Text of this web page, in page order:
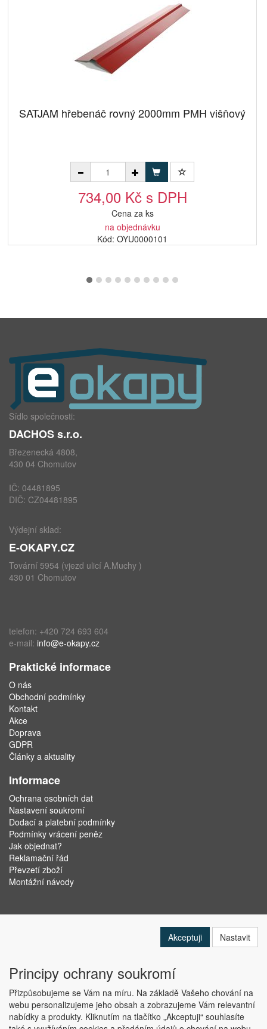
SATJAM hřebenáč rovný 2000mm PMH višňový
734,00 Kč s DPH
Cena za ks
na objednávku
Kód: OYU0000101
Sídlo společnosti:
DACHOS s.r.o.
Březenecká 4808,
430 04 Chomutov
IČ: 04481895
DIČ: CZ04481895
Výdejní sklad:
E-OKAPY.CZ
Tovární 5954 (vjezd ulicí A.Muchy )
430 01 Chomutov
telefon: +420 724 693 604
e-mail: info@e-okapy.cz
Praktické informace
O nás
Obchodní podmínky
Kontakt
Akce
Doprava
GDPR
Články a aktuality
Informace
Ochrana osobních dat
Nastavení soukromí
Dodací a platební podmínky
Podmínky vrácení peněz
Jak objednat?
Reklamační řád
Převzetí zboží
Montážní návody
Copyright © ABRA Software a.s. 2019
Akceptuji Nastavit
Principy ochrany soukromí
Přizpůsobujeme se Vám na míru. Na základě Vašeho chování na
webu personalizujeme jeho obsah a zobrazujeme Vám relevantní
nabídky a produkty. Kliknutím na tlačítko „Akceptuji“ souhlasíte